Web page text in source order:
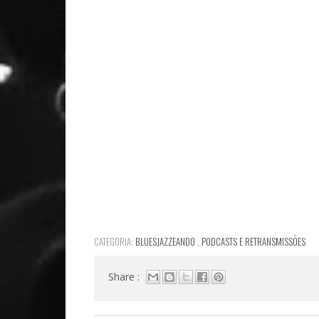
CATEGORIA: BLUESJAZZEANDO , PODCASTS E RETRANSMISSÕES
Share :